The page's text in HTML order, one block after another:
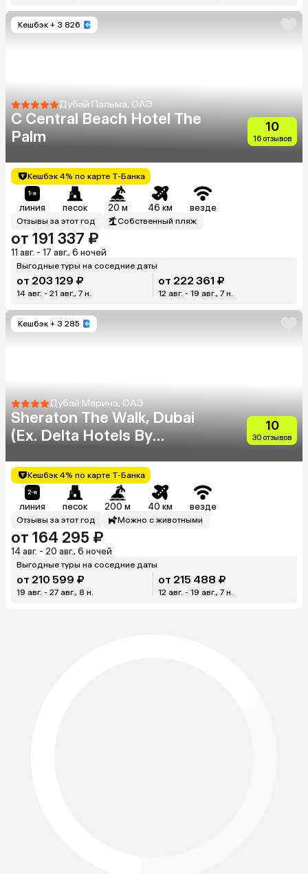
Кешбэк + 3 826
Дубай Пальма, ОАЭ
C Central Beach Hotel The
Palm
10
16 отзывов
Кешбэк 4% по карте Т-Банка
линия песок 20 м 46 км везде
Отзывы за этот год Собственный пляж
от 191 337 ₽
11 авг. - 17 авг., 6 ночей
Выгодные туры на соседние даты
от 203 129 ₽
14 авг. - 21 авг., 7 н.
от 222 361 ₽
12 авг. - 19 авг., 7 н.
Кешбэк + 3 285
Дубай Марина, ОАЭ
Sheraton The Walk, Dubai
(Ex. Delta Hotels By
10
30 отзывов
Кешбэк 4% по карте Т-Банка
линия песок 200 м 40 км везде
Отзывы за этот год Можно с животными
от 164 295 ₽
14 авг. - 20 авг., 6 ночей
Выгодные туры на соседние даты
от 210 599 ₽
19 авг. - 27 авг., 8 н.
от 215 488 ₽
12 авг. - 19 авг., 7 н.